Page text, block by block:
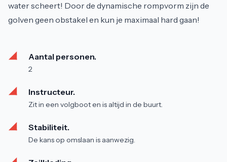
water scheert! Door de dynamische rompvorm zijn de
golven geen obstakel en kun je maximaal hard gaan!
Aantal personen.
2
Instructeur.
Zit in een volgboot en is altijd in de buurt.
Stabiliteit.
De kans op omslaan is aanwezig.